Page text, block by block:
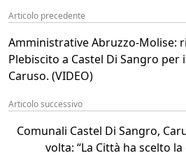
Articolo precedente
Amministrative Abruzzo-Molise:
Plebiscito a Castel Di Sangro
Caruso. (VIDEO)
Articolo successivo
Comunali Castel Di Sangro,
volta: “La Città ha scelto